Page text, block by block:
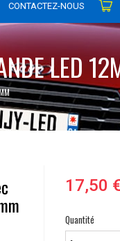
CONTACTEZ-NOUS
LED
17,50
Quantité